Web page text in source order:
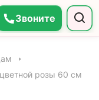
Звоните
розы 60 см